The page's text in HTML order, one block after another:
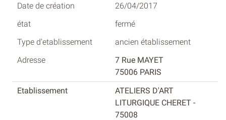
26/04/2017
fermé
ancien établissement
7 Rue MAYET
75006 PARIS
ATELIERS D'ART
LITURGIQUE CHERET -
75008